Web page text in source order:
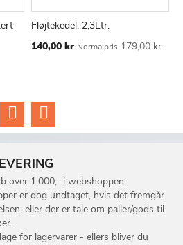
TIL
Fløjtekedel, 2,3Ltr.
Tilbudspris
140,00 kr Normalpris 179,00 kr
over 1.000,- i webshoppen.
er dog undtaget, hvis det fremgår
eller der er tale om paller/gods til
for lagervarer - ellers bliver du